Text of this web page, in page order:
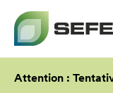
Attention :